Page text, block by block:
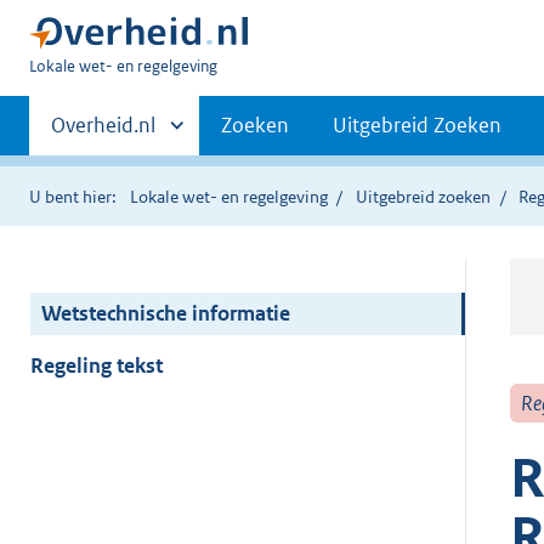
U
hier:
Lokale wet- en regelgeving
Primaire
navigatie
Andere
sites
binnen
Overheid.nl Zoeken Uitgebreid Zoeken
U bent hier: Lokale wet- en regelgeving Uitgebreid zoeken
Wetstechnische informatie
Regeling tekst